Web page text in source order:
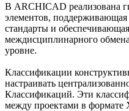
В ARCHICAD реализована
элементов,
стандарты и
междисциплинарного
уровне.
Классификации
настраивать
Классификаций. Эти
между проектами в формате